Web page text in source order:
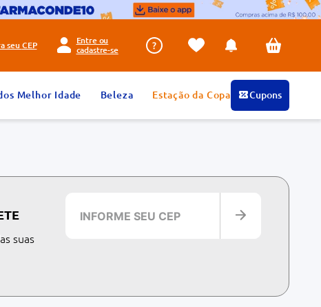
seu CEP
Entre ou
cadastre-se
Melhor Idade Beleza Estação da Copa Cupons
suas